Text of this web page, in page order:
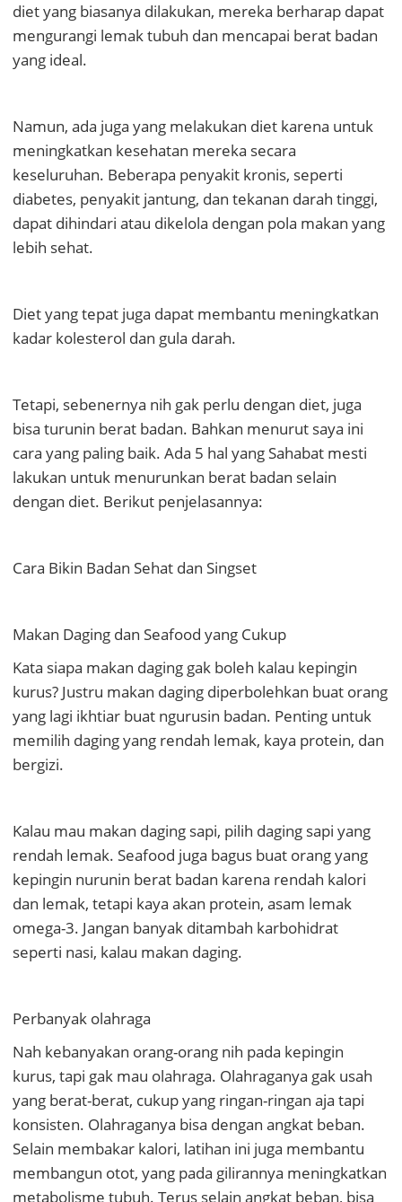
diet yang biasanya dilakukan, mereka berharap dapat
mengurangi lemak tubuh dan mencapai berat badan
yang ideal.
Namun, ada juga yang melakukan diet karena untuk
meningkatkan kesehatan mereka secara
keseluruhan. Beberapa penyakit kronis, seperti
diabetes, penyakit jantung, dan tekanan darah tinggi,
dapat dihindari atau dikelola dengan pola makan yang
lebih sehat.
Diet yang tepat juga dapat membantu meningkatkan
kadar kolesterol dan gula darah.
Tetapi, sebenernya nih gak perlu dengan diet, juga
bisa turunin berat badan. Bahkan menurut saya ini
cara yang paling baik. Ada 5 hal yang Sahabat mesti
lakukan untuk menurunkan berat badan selain
dengan diet. Berikut penjelasannya:
Cara Bikin Badan Sehat dan Singset
Makan Daging dan Seafood yang Cukup
Kata siapa makan daging gak boleh kalau kepingin
kurus? Justru makan daging diperbolehkan buat orang
yang lagi ikhtiar buat ngurusin badan. Penting untuk
memilih daging yang rendah lemak, kaya protein, dan
bergizi.
Kalau mau makan daging sapi, pilih daging sapi yang
rendah lemak. Seafood juga bagus buat orang yang
kepingin nurunin berat badan karena rendah kalori
dan lemak, tetapi kaya akan protein, asam lemak
omega-3. Jangan banyak ditambah karbohidrat
seperti nasi, kalau makan daging.
Perbanyak olahraga
Nah kebanyakan orang-orang nih pada kepingin
kurus, tapi gak mau olahraga. Olahraganya gak usah
yang berat-berat, cukup yang ringan-ringan aja tapi
konsisten. Olahraganya bisa dengan angkat beban.
Selain membakar kalori, latihan ini juga membantu
membangun otot, yang pada gilirannya meningkatkan
metabolisme tubuh. Terus selain angkat beban, bisa